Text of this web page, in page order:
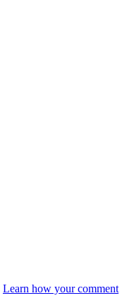
Learn how your comment